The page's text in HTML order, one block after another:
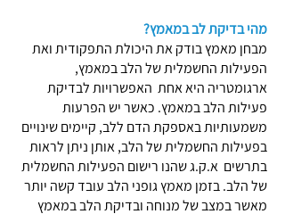
מהי בדיקת לב במאמץ?
מבחן מאמץ בודק את היכולת התפקודית ואת
הפעילות החשמלית של הלב במאמץ,
ארגומטריה היא אחת האפשרויות לבדיקת
פעילות הלב במאמץ. כאשר יש הפרעות
משמעותיות באספקת הדם ללב, קיימים שינויים
בפעילות החשמלית של הלב, אותן ניתן לראות
בתרשים א.ק.ג שהנו רישום הפעילות החשמלית
של הלב. בזמן מאמץ גופני הלב עובד קשה יותר
מאשר במצב של מנוחה ובדיקת הלב במאמץ